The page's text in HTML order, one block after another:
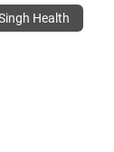
Health